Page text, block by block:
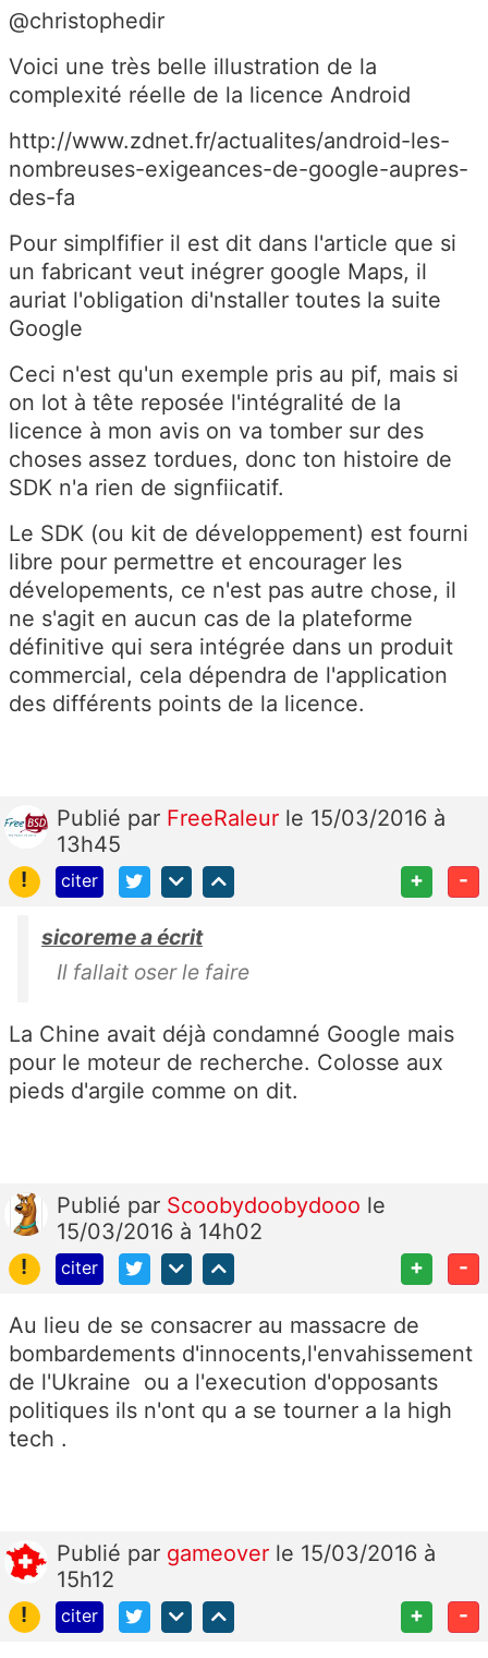
@christophedir
Voici une très belle illustration de la
complexité réelle de la licence Android
http://www.zdnet.fr/actualites/android-les-
nombreuses-exigeances-de-google-aupres-
des-fa
Pour simplfifier il est dit dans l'article que si
un fabricant veut inégrer google Maps, il
auriat l'obligation di'nstaller toutes la suite
Google
Ceci n'est qu'un exemple pris au pif, mais si
on lot à tête reposée l'intégralité de la
licence à mon avis on va tomber sur des
choses assez tordues, donc ton histoire de
SDK n'a rien de signfiicatif.
Le SDK (ou kit de développement) est fourni
libre pour permettre et encourager les
dévelopements, ce n'est pas autre chose, il
ne s'agit en aucun cas de la plateforme
définitive qui sera intégrée dans un produit
commercial, cela dépendra de l'application
des différents points de la licence.
Publié par FreeRaleur le 15/03/2016 à
13h45
!
citer + -
sicoreme a écrit
Il fallait oser le faire
La Chine avait déjà condamné Google mais
pour le moteur de recherche. Colosse aux
pieds d'argile comme on dit.
Publié par Scoobydoobydooo le
15/03/2016 à 14h02
!
citer + -
Au lieu de se consacrer au massacre de
bombardements d'innocents,l'envahissement
de l'Ukraine ou a l'execution d'opposants
politiques ils n'ont qu a se tourner a la high
tech .
Publié par gameover le 15/03/2016 à
15h12
!
citer + -